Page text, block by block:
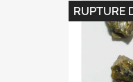
RUPTURE